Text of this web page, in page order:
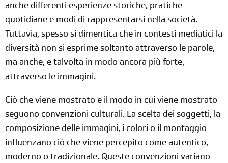
anche differenti esperienze storiche, pratiche
quotidiane e modi di rappresentarsi nella società.
Tuttavia, spesso si dimentica che in contesti mediatici la
diversità non si esprime soltanto attraverso le parole,
ma anche, e talvolta in modo ancora più forte,
attraverso le immagini.
Ciò che viene mostrato e il modo in cui viene mostrato
seguono convenzioni culturali. La scelta dei soggetti, la
composizione delle immagini, i colori o il montaggio
influenzano ciò che viene percepito come autentico,
moderno o tradizionale. Queste convenzioni variano